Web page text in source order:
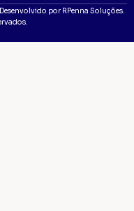
por RPenna Soluções.